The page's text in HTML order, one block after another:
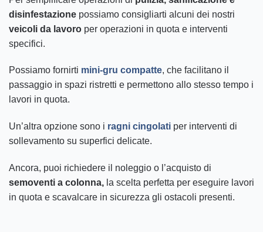
disinfestazione possiamo consigliarti alcuni dei nostri
veicoli da lavoro per operazioni in quota e interventi
specifici.
Possiamo fornirti mini-gru compatte, che facilitano il
passaggio in spazi ristretti e permettono allo stesso tempo i
lavori in quota.
Un’altra opzione sono i ragni cingolati per interventi di
sollevamento su superfici delicate.
Ancora, puoi richiedere il noleggio o l’acquisto di
semoventi a colonna, la scelta perfetta per eseguire lavori
in quota e scavalcare in sicurezza gli ostacoli presenti.